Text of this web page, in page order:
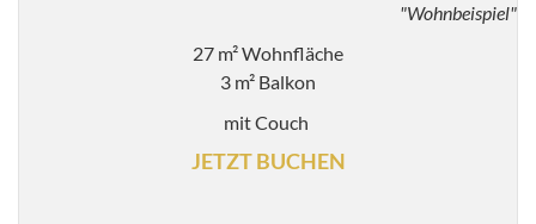
"Wohnbeispiel"
27 m² Wohnfläche
3 m² Balkon
mit Couch
JETZT BUCHEN